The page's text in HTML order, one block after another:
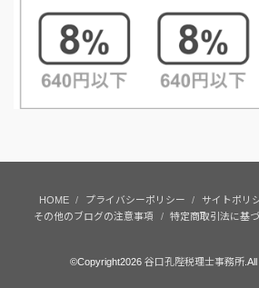
HOME プライバシーポリシー
サイトポリ
その他のブログの注意事項
特定商取引法に基
©Copyright2026 谷口孔陛税理士事務所